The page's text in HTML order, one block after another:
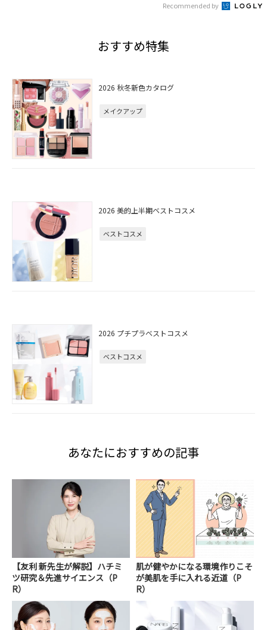
Recommended by
おすすめ特集
2026 秋冬新色カタログ
メイクアップ
2026 美的上半期ベストコスメ
ベストコスメ
2026 プチプラベストコスメ
ベストコスメ
あなたにおすすめの記事
【友利 新先生が解説】ハチミ
ツ研究＆先進サイエンス（P
R）
肌が健やかになる環境作りこそ
が美肌を手に入れる近道（P
R）